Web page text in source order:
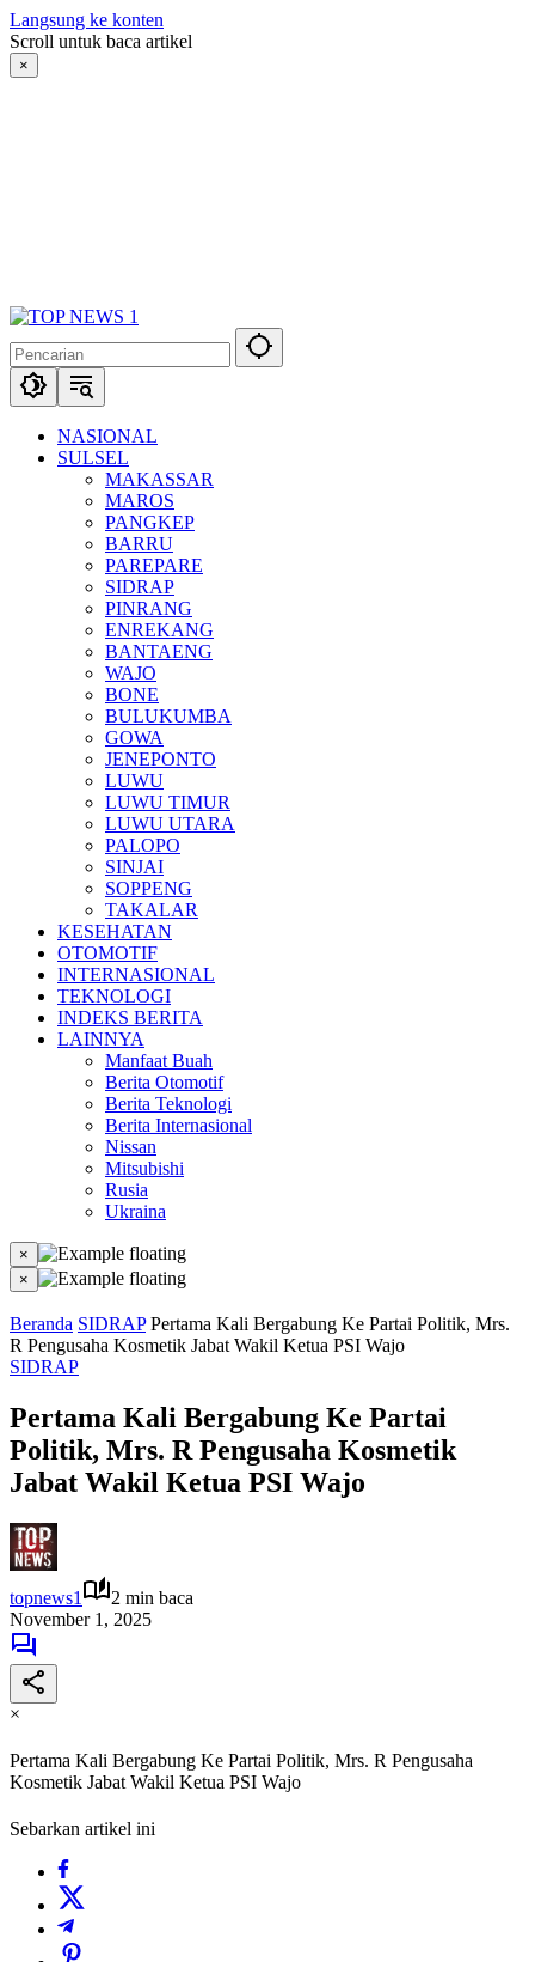
Langsung ke konten
Scroll untuk baca artikel
×
NASIONAL
SULSEL
MAKASSAR
MAROS
PANGKEP
BARRU
PAREPARE
SIDRAP
PINRANG
ENREKANG
BANTAENG
WAJO
BONE
BULUKUMBA
GOWA
JENEPONTO
LUWU
LUWU TIMUR
LUWU UTARA
PALOPO
SINJAI
SOPPENG
TAKALAR
KESEHATAN
OTOMOTIF
INTERNASIONAL
TEKNOLOGI
INDEKS BERITA
LAINNYA
Manfaat Buah
Berita Otomotif
Berita Teknologi
Berita Internasional
Nissan
Mitsubishi
Rusia
Ukraina
×
×
Beranda SIDRAP Pertama Kali Bergabung Ke Partai Politik, Mrs.
R Pengusaha Kosmetik Jabat Wakil Ketua PSI Wajo
SIDRAP
Pertama Kali Bergabung Ke Partai
Politik, Mrs. R Pengusaha Kosmetik
Jabat Wakil Ketua PSI Wajo
topnews1
2 min baca
November 1, 2025
×
Pertama Kali Bergabung Ke Partai Politik, Mrs. R Pengusaha
Kosmetik Jabat Wakil Ketua PSI Wajo
Sebarkan artikel ini